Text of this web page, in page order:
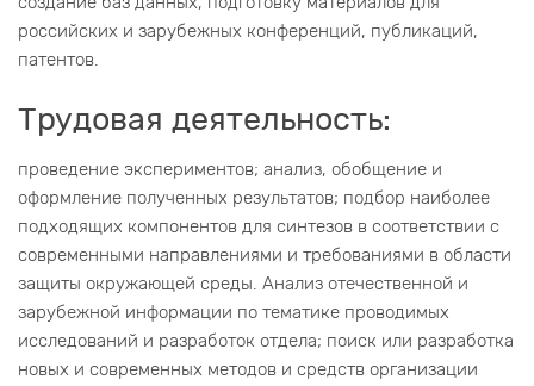
российских и зарубежных конференций, публикаций,
патентов.
Трудовая деятельность:
проведение экспериментов; анализ, обобщение и
оформление полученных результатов; подбор наиболее
подходящих компонентов для синтезов в соответствии с
современными направлениями и требованиями в области
защиты окружающей среды. Анализ отечественной и
зарубежной информации по тематике проводимых
исследований и разработок отдела; поиск или разработка
новых и современных методов и средств организации